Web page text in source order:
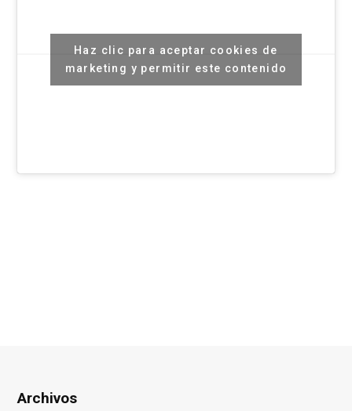
Haz clic para aceptar cookies de
marketing y permitir este contenido
Archivos